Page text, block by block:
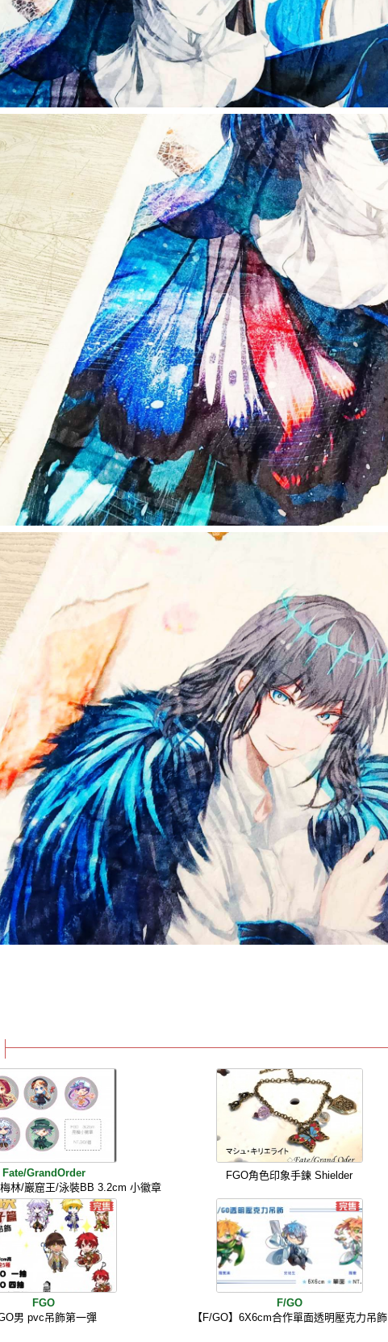
Fate/GrandOrder
林/巖窟王/泳裝BB 3.2cm 小徽章
FGO角色印象手鍊 Shielder
FGO
男 pvc吊飾第一彈
F/GO
【F/GO】6X6cm合作單面透明壓克力吊飾